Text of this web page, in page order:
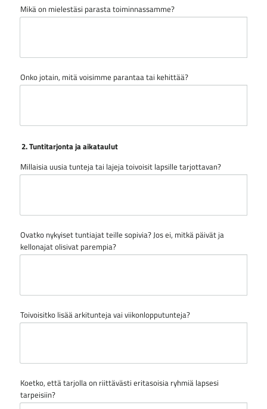
Mikä on mielestäsi parasta toiminnassamme?
Onko jotain, mitä voisimme parantaa tai kehittää?
2. Tuntitarjonta ja aikataulut
Millaisia uusia tunteja tai lajeja toivoisit lapsille tarjottavan?
Ovatko nykyiset tuntiajat teille sopivia? Jos ei, mitkä päivät ja
kellonajat olisivat parempia?
Toivoisitko lisää arkitunteja vai viikonlopputunteja?
Koetko, että tarjolla on riittävästi eritasoisia ryhmiä lapsesi
tarpeisiin?